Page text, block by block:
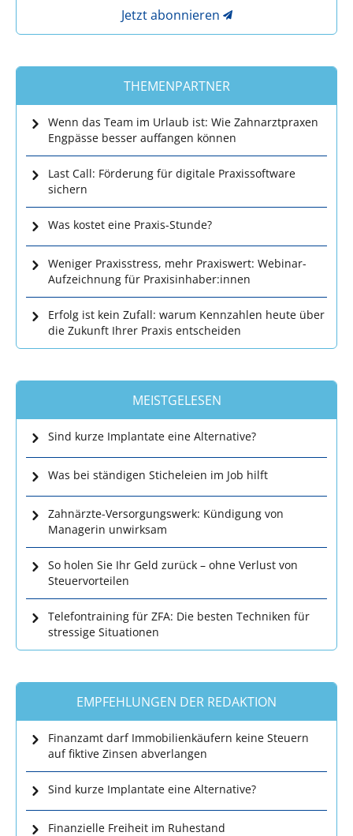
Jetzt abonnieren
THEMENPARTNER
Wenn das Team im Urlaub ist: Wie Zahnarztpraxen
Engpässe besser auffangen können
Last Call: Förderung für digitale Praxissoftware
sichern
Was kostet eine Praxis-Stunde?
Weniger Praxisstress, mehr Praxiswert: Webinar-
Aufzeichnung für Praxisinhaber:innen
Erfolg ist kein Zufall: warum Kennzahlen heute über
die Zukunft Ihrer Praxis entscheiden
MEISTGELESEN
Sind kurze Implantate eine Alternative?
Was bei ständigen Sticheleien im Job hilft
Zahnärzte-Versorgungswerk: Kündigung von
Managerin unwirksam
So holen Sie Ihr Geld zurück – ohne Verlust von
Steuervorteilen
Telefontraining für ZFA: Die besten Techniken für
stressige Situationen
EMPFEHLUNGEN DER REDAKTION
Finanzamt darf Immobilienkäufern keine Steuern
auf fiktive Zinsen abverlangen
Sind kurze Implantate eine Alternative?
Finanzielle Freiheit im Ruhestand